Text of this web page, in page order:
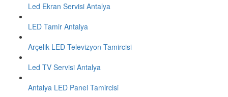
Led Ekran Servisi Antalya
LED Tamir Antalya
Arçelik LED Televizyon Tamircisi
Led TV Servisi Antalya
Antalya LED Panel Tamircisi